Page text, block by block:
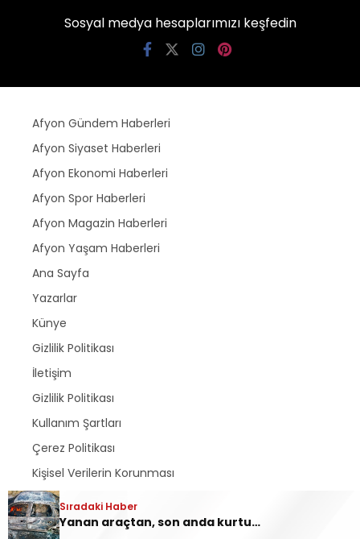
Sıradaki Haber
Yanan araçtan, son anda kurtuldular
Sosyal medya hesaplarımızı keşfedin
Afyon Gündem Haberleri
Afyon Siyaset Haberleri
Afyon Ekonomi Haberleri
Afyon Spor Haberleri
Afyon Magazin Haberleri
Afyon Yaşam Haberleri
Ana Sayfa
Yazarlar
Künye
Gizlilik Politikası
İletişim
Gizlilik Politikası
Kullanım Şartları
Çerez Politikası
Kişisel Verilerin Korunması
Gizlilik Politikası
Reklam